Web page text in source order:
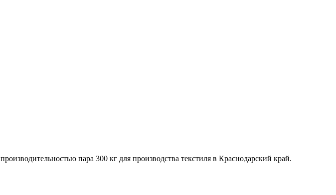
производительностью пара 300 кг для производства текстиля в Краснодарский край.